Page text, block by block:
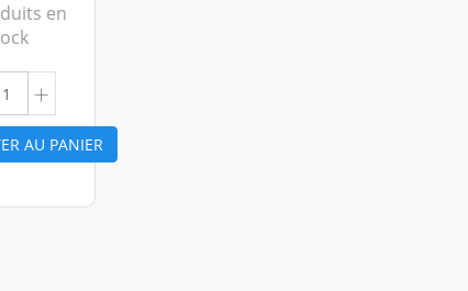
en
AU PANIER